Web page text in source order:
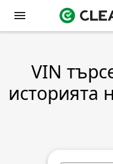
VIN
историята